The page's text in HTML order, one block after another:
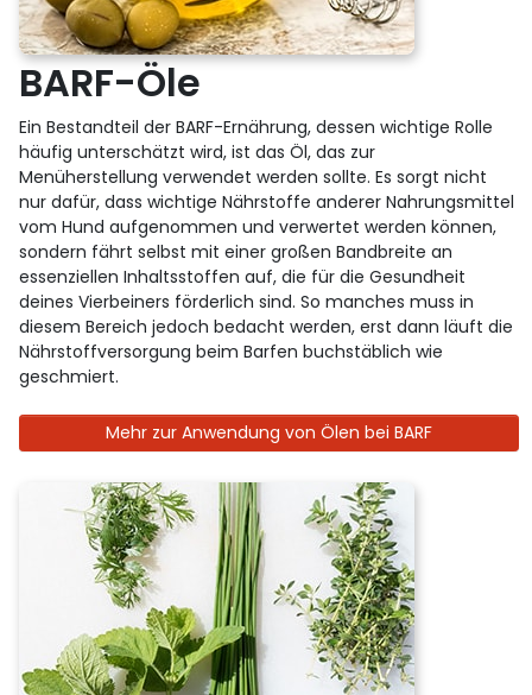
BARF-Öle
Ein Bestandteil der BARF-Ernährung, dessen wichtige Rolle
häufig unterschätzt wird, ist das Öl, das zur
Menüherstellung verwendet werden sollte. Es sorgt nicht
nur dafür, dass wichtige Nährstoffe anderer Nahrungsmittel
vom Hund aufgenommen und verwertet werden können,
sondern fährt selbst mit einer großen Bandbreite an
essenziellen Inhaltsstoffen auf, die für die Gesundheit
deines Vierbeiners förderlich sind. So manches muss in
diesem Bereich jedoch bedacht werden, erst dann läuft die
Nährstoffversorgung beim Barfen buchstäblich wie
geschmiert.
Mehr zur Anwendung von Ölen bei BARF